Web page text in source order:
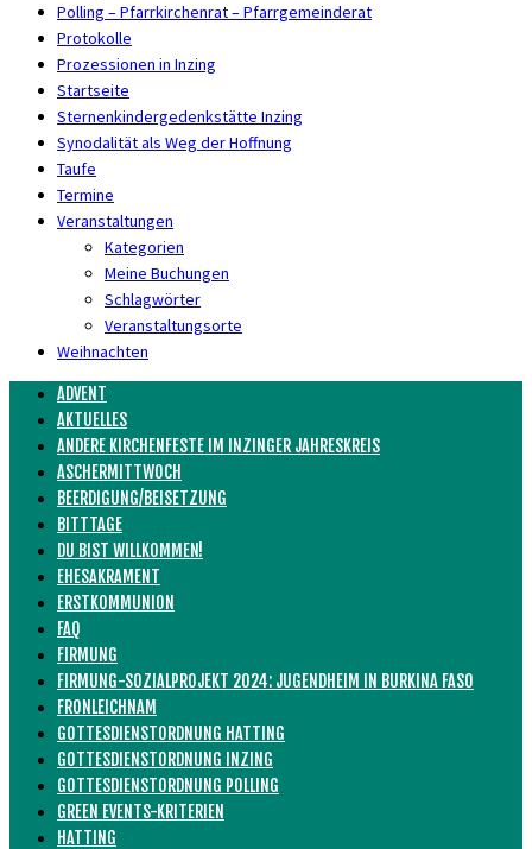
Polling – Pfarrkirchenrat – Pfarrgemeinderat
Protokolle
Prozessionen in Inzing
Startseite
Sternenkindergedenkstätte Inzing
Synodalität als Weg der Hoffnung
Taufe
Termine
Veranstaltungen
Kategorien
Meine Buchungen
Schlagwörter
Veranstaltungsorte
Weihnachten
ADVENT
AKTUELLES
ANDERE KIRCHENFESTE IM INZINGER JAHRESKREIS
ASCHERMITTWOCH
BEERDIGUNG/BEISETZUNG
BITTTAGE
DU BIST WILLKOMMEN!
EHESAKRAMENT
ERSTKOMMUNION
FAQ
FIRMUNG
FIRMUNG-SOZIALPROJEKT 2024: JUGENDHEIM IN BURKINA FASO
FRONLEICHNAM
GOTTESDIENSTORDNUNG HATTING
GOTTESDIENSTORDNUNG INZING
GOTTESDIENSTORDNUNG POLLING
GREEN EVENTS-KRITERIEN
HATTING